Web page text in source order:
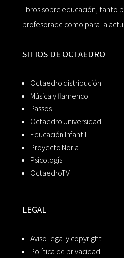
libros sobre educación, tanto
profesorado como para la
SITIOS DE OCTAEDRO
Octaedro distribución
Música y flamenco
Passos
Octaedro Universidad
Educación Infantil
Proyecto Noria
Psicología
OctaedroTV
LEGAL
Aviso legal y copyright
Política de privacidad